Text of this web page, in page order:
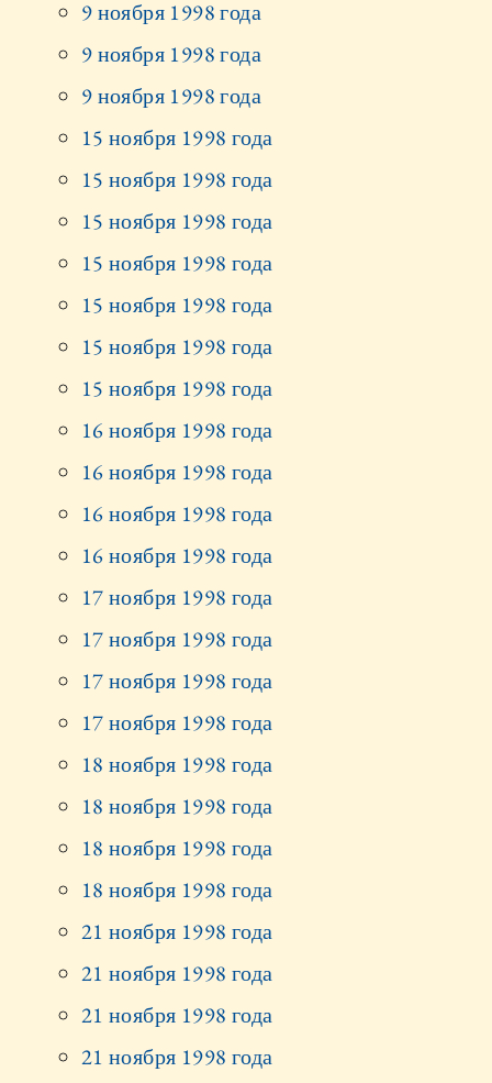
9 ноября 1998 года
9 ноября 1998 года
9 ноября 1998 года
15 ноября 1998 года
15 ноября 1998 года
15 ноября 1998 года
15 ноября 1998 года
15 ноября 1998 года
15 ноября 1998 года
15 ноября 1998 года
16 ноября 1998 года
16 ноября 1998 года
16 ноября 1998 года
16 ноября 1998 года
17 ноября 1998 года
17 ноября 1998 года
17 ноября 1998 года
17 ноября 1998 года
18 ноября 1998 года
18 ноября 1998 года
18 ноября 1998 года
18 ноября 1998 года
21 ноября 1998 года
21 ноября 1998 года
21 ноября 1998 года
21 ноября 1998 года